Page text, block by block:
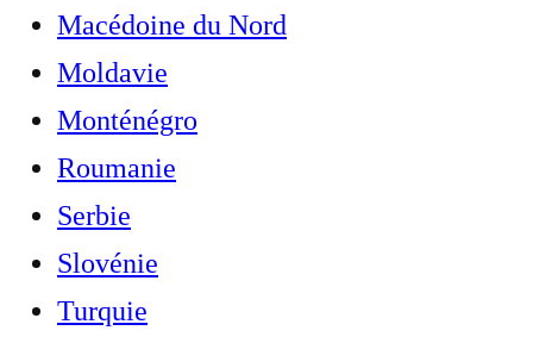
Macédoine du Nord
Moldavie
Monténégro
Roumanie
Serbie
Slovénie
Turquie